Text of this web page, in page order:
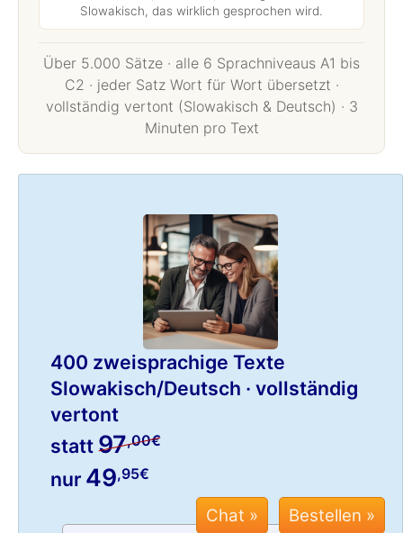
Slowakisch, das wirklich gesprochen wird.
Über 5.000 Sätze · alle 6 Sprachniveaus A1 bis
C2 · jeder Satz Wort für Wort übersetzt ·
vollständig vertont (Slowakisch & Deutsch) · 3
Minuten pro Text
400 zweisprachige Texte
Slowakisch/Deutsch · vollständig
vertont
statt97,00€
nur 49,95€
Chat »